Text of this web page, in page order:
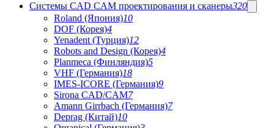
Системы CAD CAM проектирования и сканеры320
Roland (Япония)10
DOF (Корея)4
Yenadent (Турция)12
Robots and Design (Корея)4
Planmeca (Финляндия)5
VHF (Германия)18
IMES-ICORE (Германия)9
Sirona CAD/CAM7
Amann Girrbach (Германия)7
Deprag (Китай)10